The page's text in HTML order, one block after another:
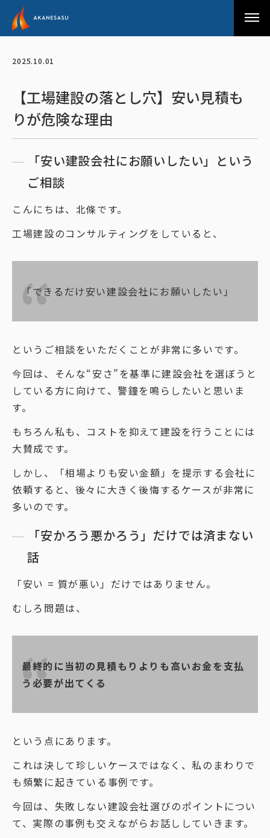
アカネサス
2025.10.01
【工場建設の落とし穴】安い見積も
りが危険な理由
「安い建設会社にお願いしたい」という
ご相談
こんにちは、北條です。
工場建設のコンサルティングをしていると、
「できるだけ安い建設会社にお願いしたい」
というご相談をいただくことが非常に多いです。
今回は、そんな“安さ”を基準に建設会社を選ぼうと
している方に向けて、警鐘を鳴らしたいと思いま
す。
もちろん私も、コストを抑えて建設を行うことには
大賛成です。
しかし、「相場よりも安い金額」を提示する会社に
依頼すると、後々に大きく後悔するケースが非常に
多いのです。
「安かろう悪かろう」だけでは済まない
話
「安い = 質が悪い」だけではありません。
むしろ問題は、
最終的に当初の見積もりよりも高いお金を支払
う必要が出てくる
という点にあります。
これは決して珍しいケースではなく、私のまわりで
も頻繁に起きている事例です。
今回は、失敗しない建設会社選びのポイントについ
て、実際の事例も交えながらお話ししていきます。